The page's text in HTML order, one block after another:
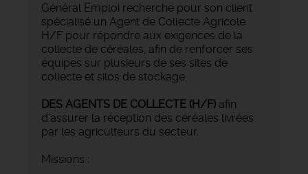
Général Emploi recherche pour son client
spécialisé un Agent de Collecte Agricole
H/F pour répondre aux exigences de la
collecte de céréales, afin de renforcer ses
équipes sur plusieurs de ses sites de
collecte et silos de stockage.
DES AGENTS DE COLLECTE (H/F) afin
d’assurer la réception des céréales livrées
par les agriculteurs du secteur.
Missions :